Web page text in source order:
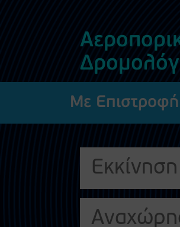
Με Επιστροφή